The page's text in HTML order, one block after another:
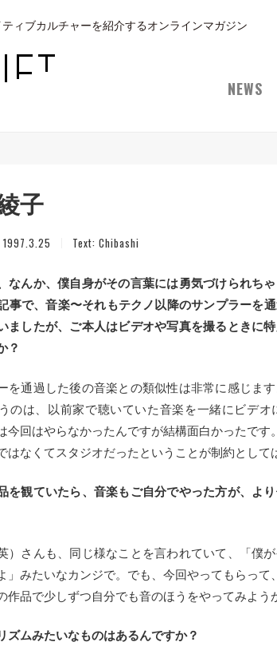
ィブカルチャーを紹介するオンラインマガジン
NEWS
子
1997.3.25 Text: Chibashi
なんか、僕自身がその言葉には勇気づけられち
事で、音楽〜それもテクノ以降のサンプラーを
ましたが、ご本人はビデオや写真を撮るときに
？
を通過した後の音楽との類似性は非常に感じま
のは、以前家で聴いていた音楽を一緒にビデオ
今回はやらなかったんですが結構面白かったです
はなくてスタジオだったということが制約として
を観ていたら、音楽もご自分でやった方が、よ
）さんも、同じ様なことを言われていて、「僕
」みたいなカンジで。でも、今回やってもらって
作品で少しずつ自分でも音のほうをやってみよう
ズムみたいなものはあるんですか？